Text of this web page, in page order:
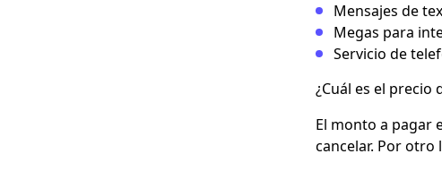
Mensajes de
Megas para
Servicio de
¿Cuál es el precio
El monto a pagar
cancelar. Por